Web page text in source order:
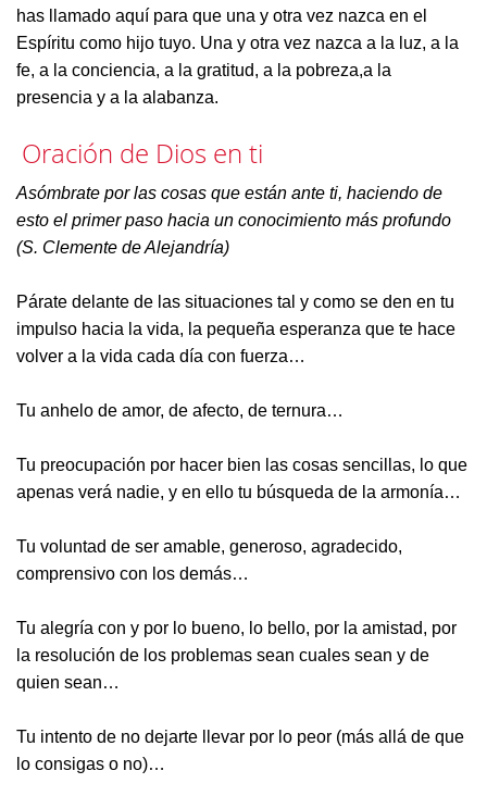
has llamado aquí para que una y otra vez nazca en el
Espíritu como hijo tuyo. Una y otra vez nazca a la luz, a la
fe, a la conciencia, a la gratitud, a la pobreza,a la
presencia y a la alabanza.
Oración de Dios en ti
Asómbrate por las cosas que están ante ti, haciendo de
esto el primer paso hacia un conocimiento más profundo
(S. Clemente de Alejandría)
Párate delante de las situaciones tal y como se den en tu
impulso hacia la vida, la pequeña esperanza que te hace
volver a la vida cada día con fuerza…
Tu anhelo de amor, de afecto, de ternura…
Tu preocupación por hacer bien las cosas sencillas, lo que
apenas verá nadie, y en ello tu búsqueda de la armonía…
Tu voluntad de ser amable, generoso, agradecido,
comprensivo con los demás…
Tu alegría con y por lo bueno, lo bello, por la amistad, por
la resolución de los problemas sean cuales sean y de
quien sean…
Tu intento de no dejarte llevar por lo peor (más allá de que
lo consigas o no)…